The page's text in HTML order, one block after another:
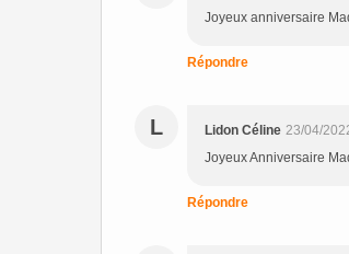
Joyeux anniversaire
Répondre
L Lidon Céline 23/04/
Joyeux Anniversaire
Répondre